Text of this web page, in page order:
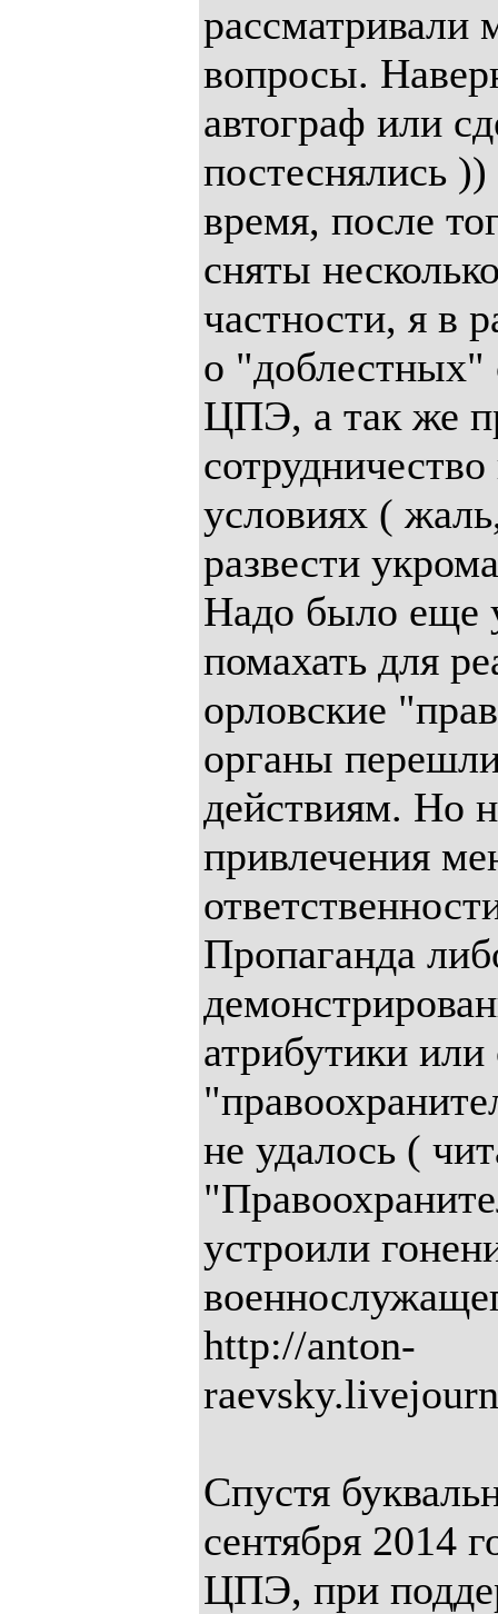
рассматривали
вопросы.
автограф или
постеснялись
время, после
сняты
частности, я в
о
ЦПЭ, а так же
условиях (
развести
Надо было еще
помахать для
орловские
органы
действиям. Но
привлечения
Пропаганда
атрибутики
не удалось (
устроили
http://anton-
Спустя
сентября 2014
ЦПЭ, при